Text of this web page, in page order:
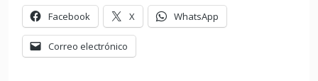
Facebook X WhatsApp
Correo electrónico